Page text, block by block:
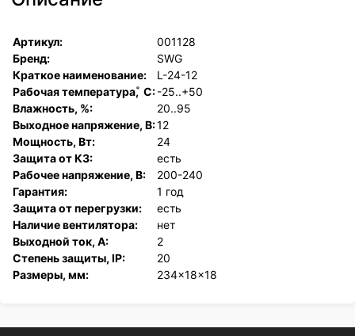
Артикул:
001128
Бренд:
SWG
Краткое наименование:
L-24-12
Рабочая температура, ̊ С:-25..+50
Влажность, %:
20..95
Выходное напряжение, В:12
Мощность, Вт:
24
Защита от КЗ:
есть
Рабочее напряжение, В:
200-240
Гарантия:
1 год
Защита от перегрузки:
есть
Наличие вентилятора:
нет
Выходной ток, А:
2
Степень защиты, IP:
20
Размеры, мм:
234x18x18